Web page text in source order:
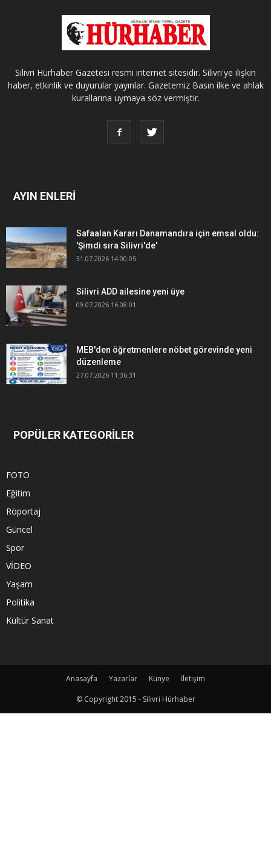
Silivri Hürhaber Gazetesi resmi internet sitesidir. Silivri'ye ilişkin
haber, etkinlik ve duyurular yayınlar. Gazetemiz Basın ilke ve ahlak
kurallarına uymaya söz vermiştir.
AYIN ENLERİ
Safaalan Kararı Danamandıra için emsal oldu:
'Şimdi sıra Silivri'de'
31.07.2026 14:00:05
Silivri ADD ailesine yeni üye
09.07.2026 16:08:01
MEB'den öğretmenlere nöbet görevinde yeni
düzenleme
27.07.2026 11:36:31
POPÜLER KATEGORİLER
FOTO
Eğitim
Röportaj
Güncel
Spor
VİDEO
Yaşam
Politika
Kültür Sanat
Anasayfa Yazarlar Künye
İletişim
© Copyright 2015 - Silivri Hürhaber